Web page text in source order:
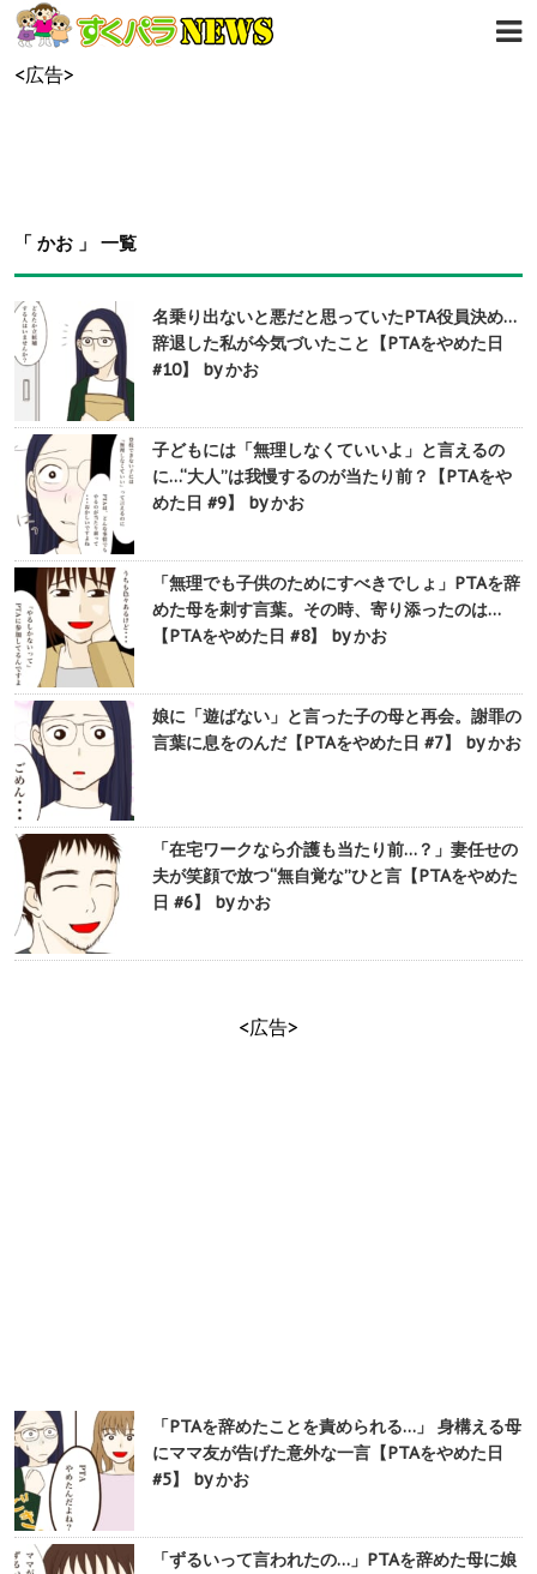
<広告>
「 かお 」 一覧
名乗り出ないと悪だと思っていたPTA役員決め…
辞退した私が今気づいたこと【PTAをやめた日
#10】 by かお
子どもには「無理しなくていいよ」と言えるの
に…“大人”は我慢するのが当たり前？【PTAをや
めた日 #9】 by かお
「無理でも子供のためにすべきでしょ」PTAを辞
めた母を刺す言葉。その時、寄り添ったのは…
【PTAをやめた日 #8】 by かお
娘に「遊ばない」と言った子の母と再会。謝罪の
言葉に息をのんだ【PTAをやめた日 #7】 by かお
「在宅ワークなら介護も当たり前…？」妻任せの
夫が笑顔で放つ“無自覚な”ひと言【PTAをやめた
日 #6】 by かお
<広告>
「PTAを辞めたことを責められる…」 身構える母
にママ友が告げた意外な一言【PTAをやめた日
#5】 by かお
「ずるいって言われたの…」PTAを辞めた母に娘